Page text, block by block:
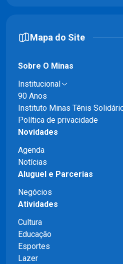
Mapa do Site
Sobre O Minas
Institucional
90 Anos
Instituto Minas Tênis
Política de privacidade
Novidades
Agenda
Notícias
Aluguel e Parcerias
Negócios
Atividades
Cultura
Educação
Esportes
Lazer